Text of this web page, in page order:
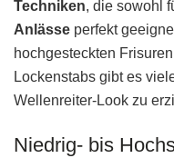
Techniken, die sowohl
Anlässe perfekt
hochgesteckten
Lockenstabs gibt es
Wellenreiter-Look zu
Niedrig- bis